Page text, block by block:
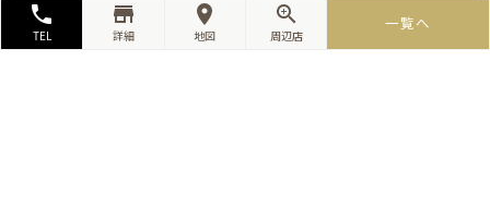
local_phone
TEL
store_mall_directory
詳細
room
地図
zoom_in
周辺店
一覧へ